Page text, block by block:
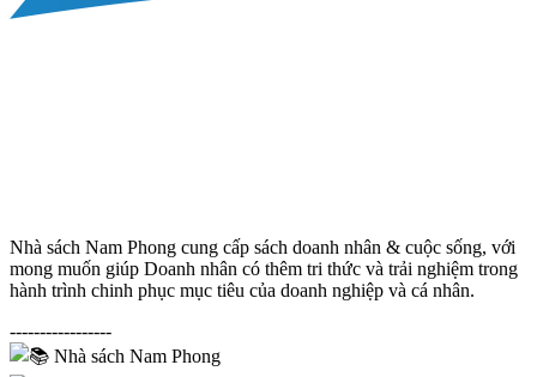
Nhà sách Nam Phong cung cấp sách doanh nhân & cuộc sống, với
mong muốn giúp Doanh nhân có thêm tri thức và trải nghiệm trong
hành trình chinh phục mục tiêu của doanh nghiệp và cá nhân.
-----------------
Nhà sách Nam Phong